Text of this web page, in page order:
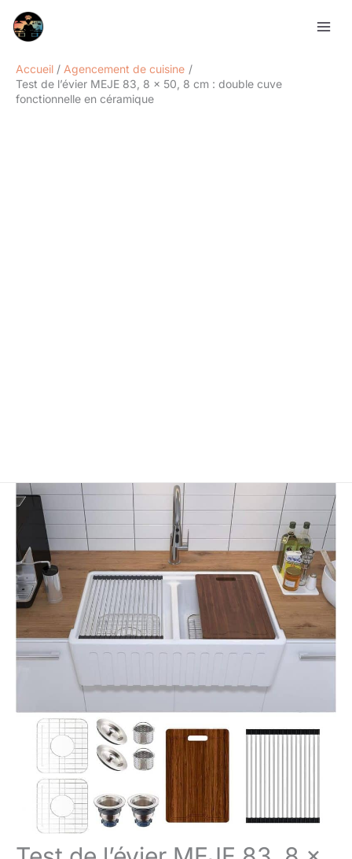
Accueil
Agencement de cuisine
Test de l’évier MEJE 83, 8 x 50, 8 cm : double cuve
fonctionnelle en céramique
Rechercher